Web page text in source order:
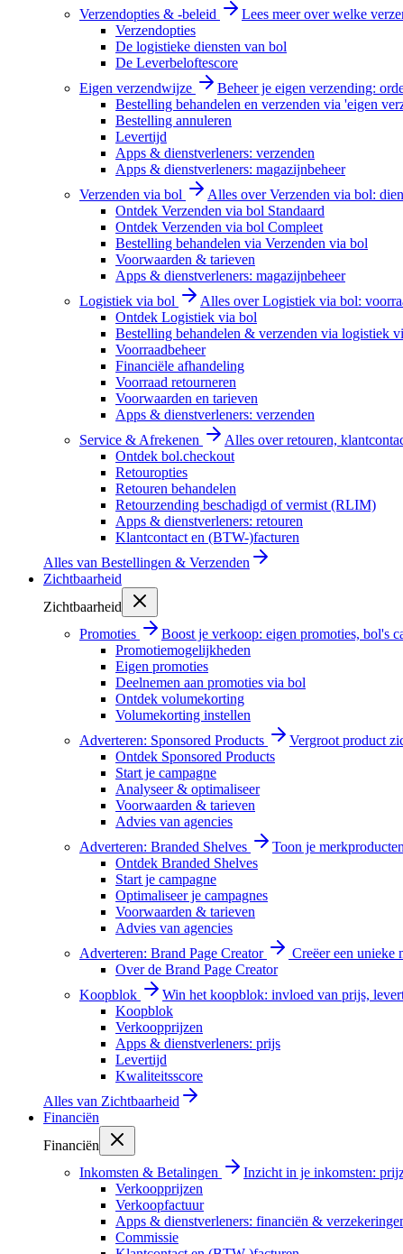
Verzendopties & -beleid
Lees meer over welke
Verzendopties
De logistieke diensten van bol
De Leverbeloftescore
Eigen verzendwijze
Beheer je eigen verzending:
Bestelling behandelen en verzenden via 'eigen
Bestelling annuleren
Levertijd
Apps & dienstverleners: verzenden
Apps & dienstverleners: magazijnbeheer
Verzenden via bol
Alles over Verzenden via bol:
Ontdek Verzenden via bol Standaard
Ontdek Verzenden via bol Compleet
Bestelling behandelen via Verzenden via bol
Voorwaarden & tarieven
Apps & dienstverleners: magazijnbeheer
Logistiek via bol
Alles over Logistiek via bol:
Ontdek Logistiek via bol
Bestelling behandelen & verzenden via logistiek
Voorraadbeheer
Financiële afhandeling
Voorraad retourneren
Voorwaarden en tarieven
Apps & dienstverleners: verzenden
Service & Afrekenen
Alles over retouren,
Ontdek bol.checkout
Retouropties
Retouren behandelen
Retourzending beschadigd of vermist (RLIM)
Apps & dienstverleners: retouren
Klantcontact en (BTW-)facturen
Alles van Bestellingen & Verzenden
Zichtbaarheid
Zichtbaarheid
Promoties
Boost je verkoop: eigen promoties, bol's
Promotiemogelijkheden
Eigen promoties
Deelnemen aan promoties via bol
Ontdek volumekorting
Volumekorting instellen
Adverteren: Sponsored Products
Vergroot product
Ontdek Sponsored Products
Start je campagne
Analyseer & optimaliseer
Voorwaarden & tarieven
Advies van agencies
Adverteren: Branded Shelves
Toon je
Ontdek Branded Shelves
Start je campagne
Optimaliseer je campagnes
Voorwaarden & tarieven
Advies van agencies
Adverteren: Brand Page Creator
Creëer een unieke
Over de Brand Page Creator
Koopblok
Win het koopblok: invloed van prijs,
Koopblok
Verkoopprijzen
Apps & dienstverleners: prijs
Levertijd
Kwaliteitsscore
Alles van Zichtbaarheid
Financiën
Financiën
Inkomsten & Betalingen
Inzicht in je inkomsten:
Verkoopprijzen
Verkoopfactuur
Apps & dienstverleners: financiën &
Commissie